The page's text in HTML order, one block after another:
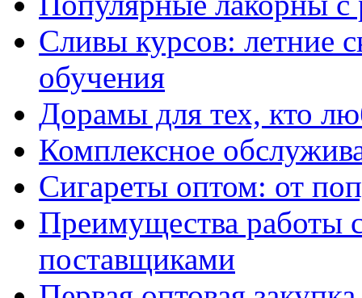
Сливы курсов: летние
обучения
Дорамы для тех, кто
Комплексное
Сигареты оптом: от
Преимущества работы
поставщиками